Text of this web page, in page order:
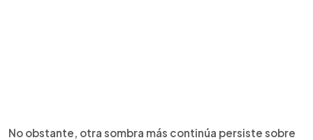
No obstante, otra sombra más continúa persiste sobre